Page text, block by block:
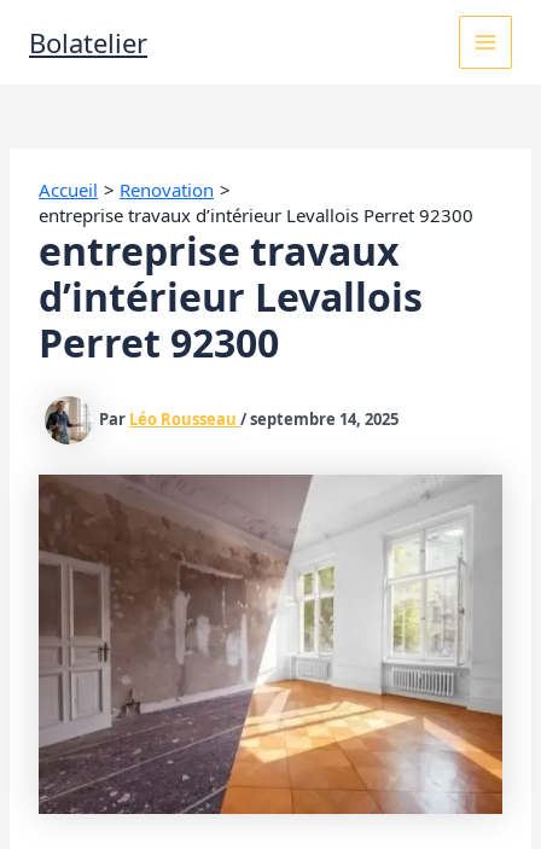
contenu
Bolatelier
MAIN
Accueil
Renovation
entreprise travaux d’intérieur Levallois Perret 92300
entreprise travaux
d’intérieur Levallois
Perret 92300
Par Léo Rousseau/septembre 14, 2025